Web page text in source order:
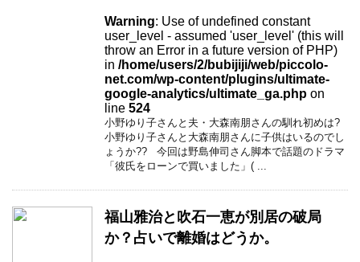
Warning: Use of undefined constant
user_level - assumed 'user_level' (this will
throw an Error in a future version of PHP)
in /home/users/2/bubijiji/web/piccolo-
net.com/wp-content/plugins/ultimate-
google-analytics/ultimate_ga.php on
line 524
小野ゆり子さんと夫・大森南朋さんの馴れ初めは?
小野ゆり子さんと大森南朋さんに子供はいるのでし
ょうか?? 今回は野島伸司さん脚本で話題のドラマ
「彼氏をローンで買いました」( ...
福山雅治と吹石一恵が別居の破局
か？占いで離婚はどうか。